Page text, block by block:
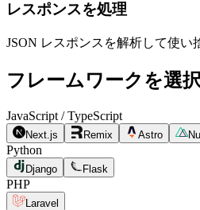
レスポンスを処理
JSON レスポンスを解析して使
フレームワークを選択
JavaScript / TypeScript
Next.js Remix Astro
Python
Django Flask
PHP
Laravel